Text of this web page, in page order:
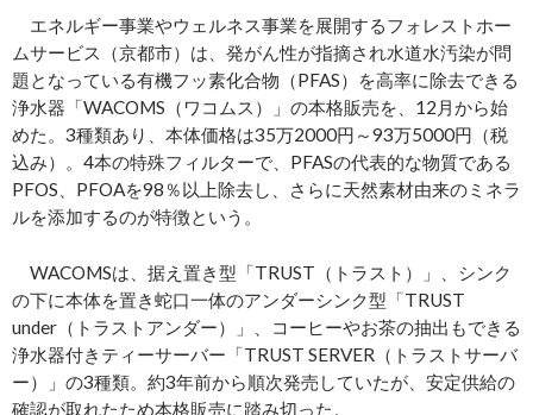
エネルギー事業やウェルネス事業を展開するフォレストホー
ムサービス（京都市）は、発がん性が指摘され水道水汚染が問
題となっている有機フッ素化合物（PFAS）を高率に除去できる
浄水器「WACOMS（ワコムス）」の本格販売を、12月から始
めた。3種類あり、本体価格は35万2000円～93万5000円（税
込み）。4本の特殊フィルターで、PFASの代表的な物質である
PFOS、PFOAを98％以上除去し、さらに天然素材由来のミネラ
ルを添加するのが特徴という。
WACOMSは、据え置き型「TRUST（トラスト）」、シンク
の下に本体を置き蛇口一体のアンダーシンク型「TRUST
under（トラストアンダー）」、コーヒーやお茶の抽出もできる
浄水器付きティーサーバー「TRUST SERVER（トラストサーバ
ー）」の3種類。約3年前から順次発売していたが、安定供給の
確認が取れたため本格販売に踏み切った。